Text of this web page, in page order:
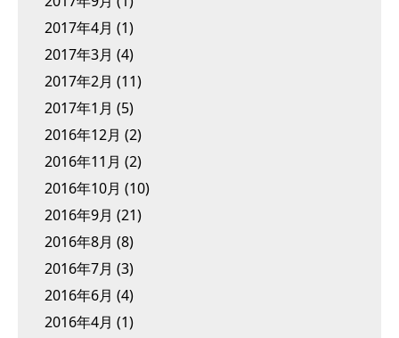
2017年4月 (1)
2017年3月 (4)
2017年2月 (11)
2017年1月 (5)
2016年12月 (2)
2016年11月 (2)
2016年10月 (10)
2016年9月 (21)
2016年8月 (8)
2016年7月 (3)
2016年6月 (4)
2016年4月 (1)